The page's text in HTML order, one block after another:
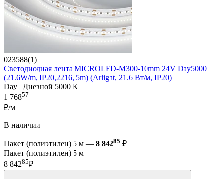
023588(1)
Светодиодная лента MICROLED-M300-10mm 24V Day5000
(21.6W/m, IP20,2216, 5m) (Arlight, 21.6 Вт/м, IP20)
Day | Дневной 5000 K
1 76857
₽/м
В наличии
Пакет (полиэтилен) 5 м — 8 84285 ₽
Пакет (полиэтилен) 5 м
8 84285₽